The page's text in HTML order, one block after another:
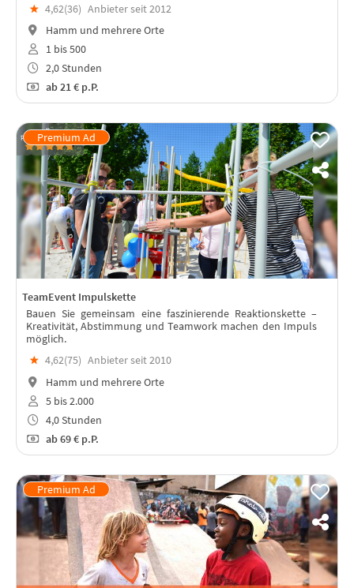
★ 4,62(36) Anbieter seit 2012
Hamm und mehrere Orte
1 bis 500
2,0 Stunden
ab21 € p.P.
TeamEvent Impulskette
Bauen Sie gemeinsam eine faszinierende Reaktionskette –
Kreativität, Abstimmung und Teamwork machen den Impuls
möglich.
★ 4,62(75) Anbieter seit 2010
Hamm und mehrere Orte
5 bis 2.000
4,0 Stunden
ab69 € p.P.